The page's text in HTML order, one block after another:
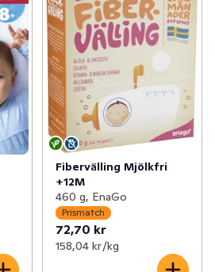
Fibervälling Mjölkfri
+12M
460 g, EnaGo
Prismatch
72,70 kr
158,04 kr /kg